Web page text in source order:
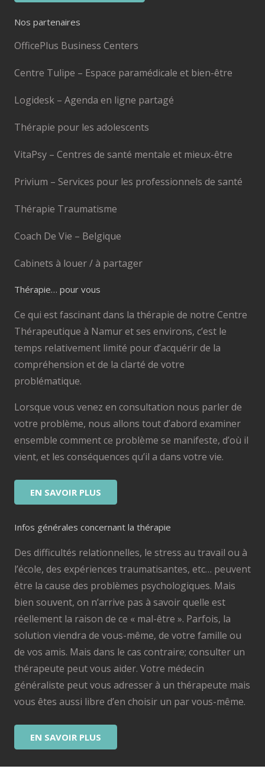
Nos partenaires
OfficePlus Business Centers
Centre Tulipe – Espace paramédicale et bien-être
Logidesk – Agenda en ligne partagé
Thérapie pour les adolescents
VitaPsy – Centres de santé mentale et mieux-être
Privium – Services pour les professionnels de santé
Thérapie Traumatisme
Coach De Vie – Belgique
Cabinets à louer / à partager
Thérapie… pour vous
Ce qui est fascinant dans la thérapie de notre Centre
Thérapeutique à Namur et ses environs, c’est le
temps relativement limité pour d’acquérir de la
compréhension et de la clarté de votre
problématique.
Lorsque vous venez en consultation nous parler de
votre problème, nous allons tout d’abord examiner
ensemble comment ce problème se manifeste, d’où il
vient, et les conséquences qu’il a dans votre vie.
EN SAVOIR PLUS
Infos générales concernant la thérapie
Des difficultés relationnelles, le stress au travail ou à
l’école, des expériences traumatisantes, etc… peuvent
être la cause des problèmes psychologiques. Mais
bien souvent, on n’arrive pas à savoir quelle est
réellement la raison de ce « mal-être ». Parfois, la
solution viendra de vous-même, de votre famille ou
de vos amis. Mais dans le cas contraire; consulter un
thérapeute peut vous aider. Votre médecin
généraliste peut vous adresser à un thérapeute mais
vous êtes aussi libre d’en choisir un par vous-même.
EN SAVOIR PLUS